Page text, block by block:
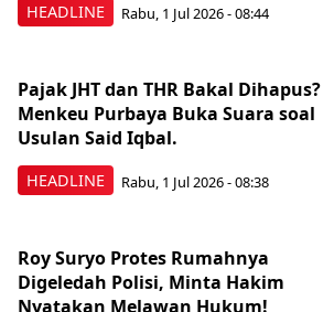
HEADLINE Rabu, 1 Jul 2026 - 08:44
HEADLINE
Pajak JHT dan THR Bakal Dihapus?
Menkeu Purbaya Buka Suara soal
Usulan Said Iqbal.
Rabu, 1 Jul 2026 - 08:38
Roy Suryo Protes Rumahnya
Digeledah Polisi, Minta Hakim
Nyatakan Melawan Hukum!